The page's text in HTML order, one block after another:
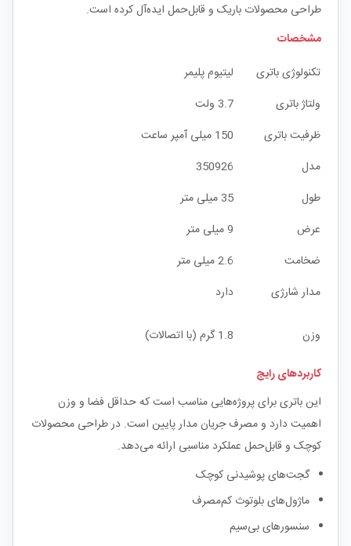
طراحی محصولات باریک و قابل‌حمل ایده‌آل کرده است.
مشخصات
تکنولوژی باتری
لیتیوم پلیمر
ولتاژ باتری
3.7 ولت
ظرفیت باتری
150 میلی آمپر ساعت
مدل
350926
طول
35 میلی متر
عرض
9 میلی متر
ضخامت
2.6 میلی متر
مدار شارژی
دارد
وزن 1.8 گرم (با اتصالات)
کاربردهای رایج
این باتری برای پروژه‌هایی مناسب است که حداقل فضا و وزن
اهمیت دارد و مصرف جریان مدار پایین است. در طراحی محصولات
کوچک و قابل‌حمل عملکرد مناسبی ارائه می‌دهد.
گجت‌های پوشیدنی کوچک
ماژول‌های بلوتوث کم‌مصرف
سنسورهای بی‌سیم